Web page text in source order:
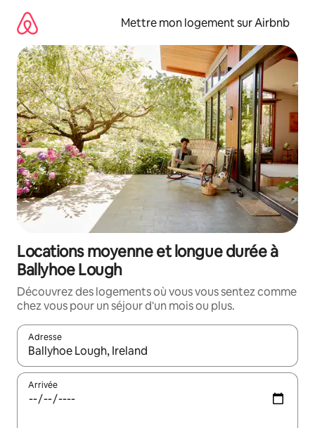
directement
contenu
Mettre mon logement sur Airbnb
Locations moyenne et longue durée à
Ballyhoe Lough
Découvrez des logements où vous vous sentez comme
chez vous pour un séjour d'un mois ou plus.
Adresse
Lorsque les résultats s'affichent, utilisez les flèches vers le
Arrivée